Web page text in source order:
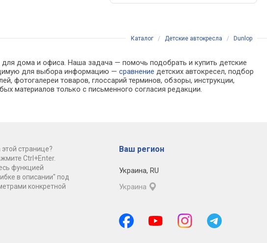
Каталог / Детские автокресла / Dunlop
дома и офиса. Наша задача — помочь подобрать и купить детские
для выбора информацию —сравнение детских автокресел, подбор
фотогалереи товаров, глоссарий терминов, обзоры, инструкции,
материалов только с письменного согласия редакции.
странице?
Ctrl+Enter.
функцией
в описании" под
конкретной
Ваш регион
Украина, RU
Украина